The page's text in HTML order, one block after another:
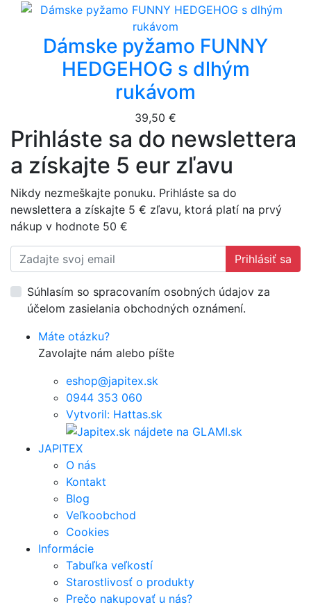
Dámske pyžamo FUNNY
HEDGEHOG s dlhým
rukávom
39,50 €
Prihláste sa do newslettera
a získajte 5 eur zľavu
Nikdy nezmeškajte ponuku. Prihláste sa do
newslettera a získajte 5 € zľavu, ktorá platí na prvý
nákup v hodnote 50 €
Prihlásiť sa
Súhlasím so spracovaním osobných údajov za
účelom zasielania obchodných oznámení.
Máte otázku?
Zavolajte nám alebo píšte
eshop@japitex.sk
0944 353 060
Vytvoril: Hattas.sk
JAPITEX
O nás
Kontakt
Blog
Veľkoobchod
Cookies
Informácie
Tabuľka veľkostí
Starostlivosť o produkty
Prečo nakupovať u nás?